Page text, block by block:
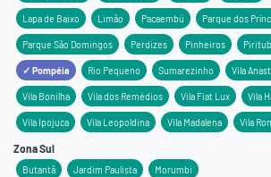
Lapa de Baixo Limão Pacaembú Parque dos
Parque São Domingos Perdizes Pinheiros
✓ Pompéia Rio Pequeno Sumarezinho Vila
Vila Bonilha Vila dos Remédios Vila Fiat Lux Vila
Vila Ipojuca Vila Leopoldina Vila Madalena Vila
Zona Sul
Butantã Jardim Paulista Morumbi